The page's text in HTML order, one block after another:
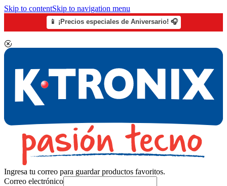
Skip to contentSkip to navigation menu
📱 ¡Precios especiales de Aniversario! 🎧
Ingresa tu correo para guardar productos favoritos.
Correo electrónico